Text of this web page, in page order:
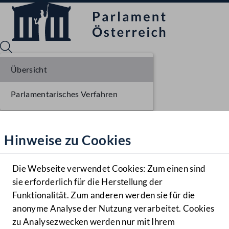
Hilfe
Benutzer
Navigationsmenü öffnen
MENÜ
Hinweise zu Cookies
Die Webseite verwendet Cookies: Zum einen sind
sie erforderlich für die Herstellung der
Funktionalität. Zum anderen werden sie für die
anonyme Analyse der Nutzung verarbeitet. Cookies
zu Analysezwecken werden nur mit Ihrem
Übersicht
Parlamentarisches Verfahren